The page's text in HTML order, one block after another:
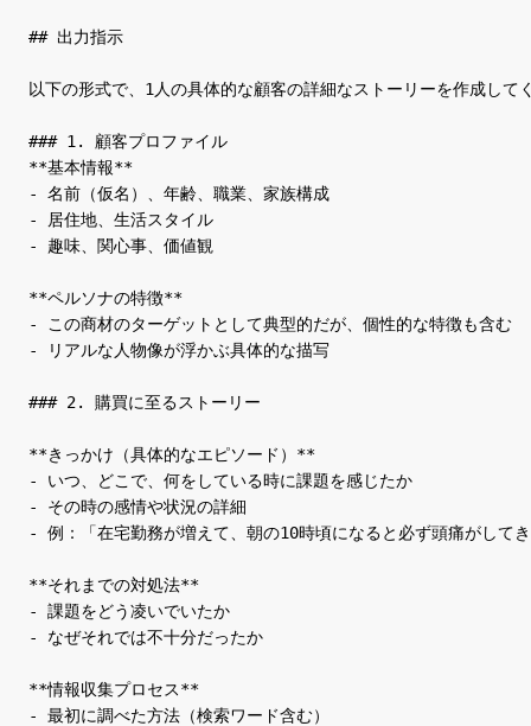
## 出力指示
以下の形式で、1人の具体的な顧客の詳細なストーリーを作成して
### 1. 顧客プロファイル
**基本情報**
- 名前（仮名）、年齢、職業、家族構成
- 居住地、生活スタイル
- 趣味、関心事、価値観
**ペルソナの特徴**
- この商材のターゲットとして典型的だが、個性的な特徴も含む
- リアルな人物像が浮かぶ具体的な描写
### 2. 購買に至るストーリー
**きっかけ（具体的なエピソード）**
- いつ、どこで、何をしている時に課題を感じたか
- その時の感情や状況の詳細
- 例：「在宅勤務が増えて、朝の10時頃になると必ず頭痛がして
**それまでの対処法**
- 課題をどう凌いでいたか
- なぜそれでは不十分だったか
**情報収集プロセス**
- 最初に調べた方法（検索ワード含む）